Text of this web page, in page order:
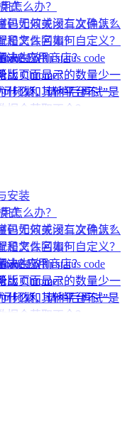
怎么办？
包无效或没有文件怎么
应用商店？
版 Chrome？
式
码
，如何关闭二次确认？
和文件名如何自定义？
未生效？
是怎么回事？
决？with status code
频繁，请稍后再试”是
插件要如何处理？
比页面显示的数量少一
据会获取不全？
什么和其他平台不一
安装
怎么办？
包无效或没有文件怎么
应用商店？
版 Chrome？
式
码
，如何关闭二次确认？
和文件名如何自定义？
未生效？
是怎么回事？
决？with status code
频繁，请稍后再试”是
比页面显示的数量少一
据会获取不全？
什么和其他平台不一